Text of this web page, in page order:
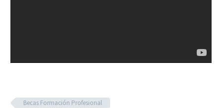
Becas Formación Profesional